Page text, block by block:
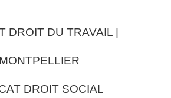
DROIT DU TRAVAIL |
MONTPELLIER
DROIT SOCIAL